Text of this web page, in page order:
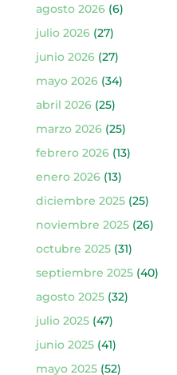
agosto 2026(6)
julio 2026(27)
junio 2026(27)
mayo 2026(34)
abril 2026(25)
marzo 2026(25)
febrero 2026(13)
enero 2026(13)
diciembre 2025(25)
noviembre 2025(26)
octubre 2025(31)
septiembre 2025(40)
agosto 2025(32)
julio 2025(47)
junio 2025(41)
mayo 2025(52)